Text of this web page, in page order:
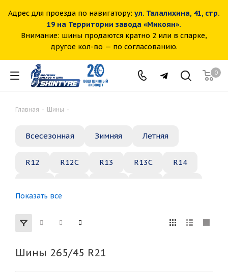
Адрес для проезда по навигатору: ул. Талалихина, 41, стр.
19 на Территории завода «Микоян».
Внимание: шины продаются кратно 2 или в спарке,
другое кол-во — по согласованию.
0
Главная - Шины -
Всесезонная Зимняя Летняя
R12 R12C R13 R13C R14
R22
155 165 185
Показать все
Шины 265/45 R21